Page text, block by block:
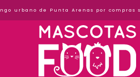
urbano de Punta Arenas por compras